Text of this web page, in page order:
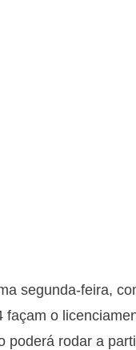
segunda-feira,
o
poderá rodar a